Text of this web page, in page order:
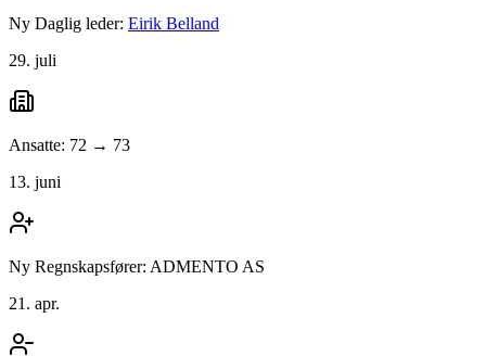
Ny Daglig leder: Eirik Belland
29. juli
Ansatte: 72 → 73
13. juni
Ny Regnskapsfører: ADMENTO AS
21. apr.